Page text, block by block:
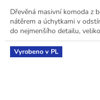
Dřevěná masivní komoda z
nátěrem a úchytkami v
do nejmenšího detailu,
Vyrobeno v PL